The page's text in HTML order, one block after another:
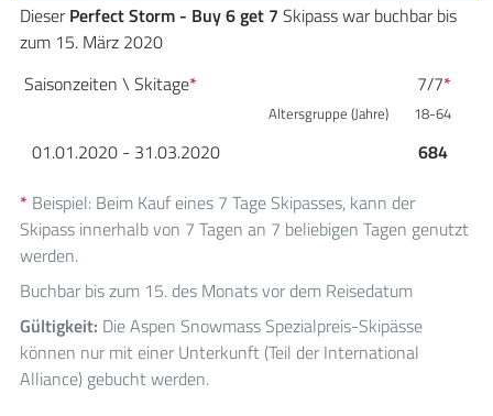
* Beispiel: Beim Kauf eines 7 Tage Skipasses, kann der
Skipass innerhalb von 7 Tagen an 7 beliebigen Tagen genutzt
werden.
Buchbar bis zum 15. des Monats vor dem Reisedatum
Gültigkeit: Die Aspen Snowmass Spezialpreis-Skipässe
können nur mit einer Unterkunft (Teil der International
Alliance) gebucht werden.
DieserPerfect Storm - Buy 6 get 7 Skipass war buchbar bis
zum 15. März 2020
Saisonzeiten \ Skitage* 7/7*
Altersgruppe (Jahre) 18-64
01.01.2020 - 31.03.2020 684